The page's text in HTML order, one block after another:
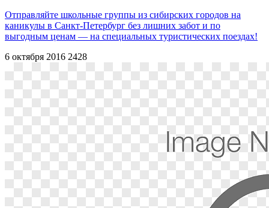
Отправляйте школьные группы из сибирских городов на
каникулы в Санкт-Петербург без лишних забот и по
выгодным ценам ― на специальных туристических поездах!
6 октября 2016 2428